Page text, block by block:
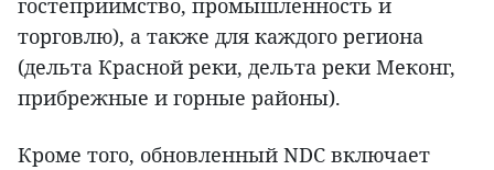
гостеприимство, промышленность и
торговлю), а также для каждого региона
(дельта Красной реки, дельта реки Меконг,
прибрежные и горные районы).
Кроме того, обновленный NDC включает